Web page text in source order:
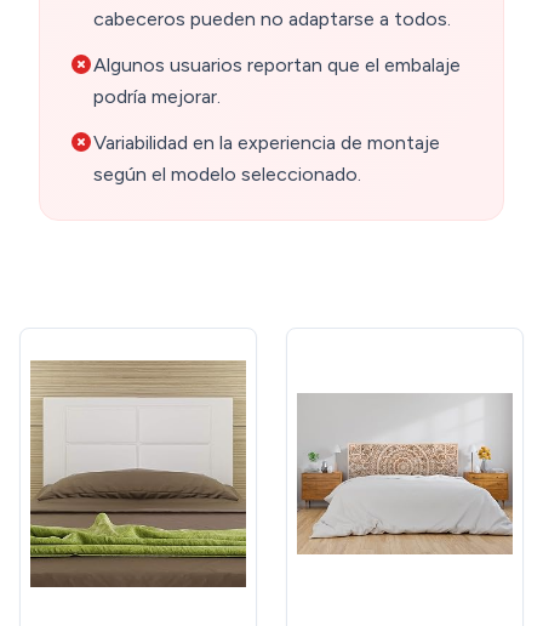
cabeceros pueden no adaptarse a todos.
Algunos usuarios reportan que el embalaje
podría mejorar.
Variabilidad en la experiencia de montaje
según el modelo seleccionado.